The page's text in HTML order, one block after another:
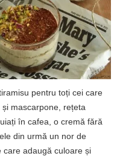
pentru toți cei care
mascarpone, rețeta
în cafea, o cremă fără
din urmă un nor de
care adaugă culoare și